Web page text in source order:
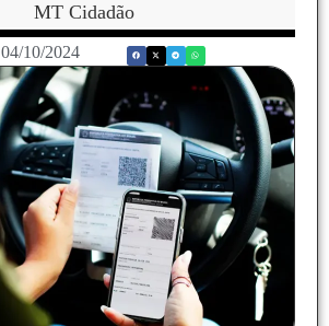
MT Cidadão
04/10/2024